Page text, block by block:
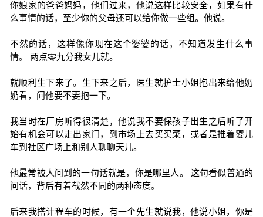
你娘家的爸爸妈妈，他们过来，他说这样比较安全，如果有什
么事情的话，至少你的父母还可以给你做一些组。他说。
不然的话，这样像你现在这个婆婆的话，不知道发生什么事
情。 两点零九分我女儿就。
就顺利生下来了。生下来之后，医生就护士小姐抱出来给他奶
奶看，问他要不要抱一下。
我当时在厂房听得很清楚，他说我不要保孩子出生之后听了开
始有机会可以走出家门，到市场上去买买菜，或者是推着婴儿
车到社区广场上和别人聊聊天儿。
他最常被人问到的一句话就是，你是哪里人。 这句看似普通的
问话，背后有着截然不同的两种态度。
后来我搭计程车的时候，有一个先生就说我，他说小姐，你是